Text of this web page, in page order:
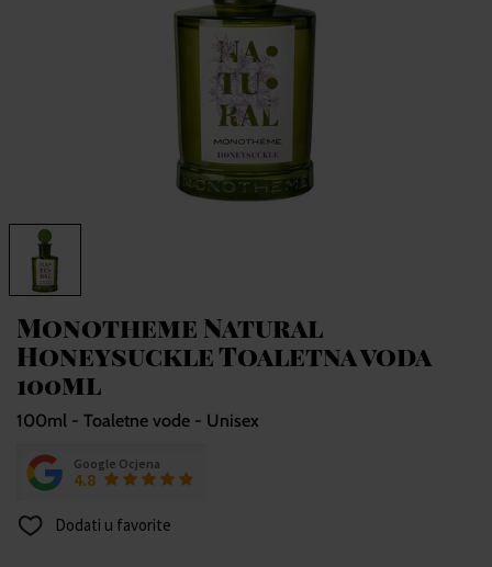
Monotheme Natural
Honeysuckle Toaletna voda
100ml
100ml - Toaletne vode - Unisex
Google Ocjena
4.8
Dodati u favorite